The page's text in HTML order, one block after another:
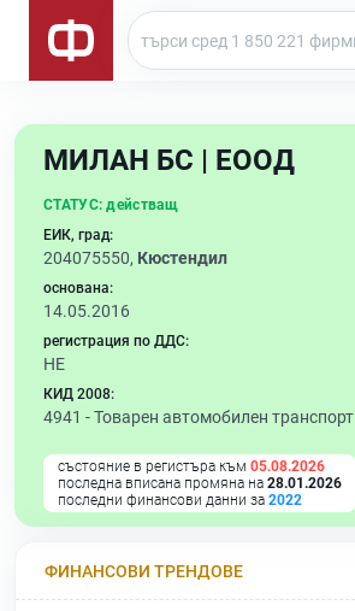
МИЛАН БС | ЕООД
СТАТУС: действащ
ЕИК, град:
204075550, Кюстендил
основана:
14.05.2016
регистрация по ДДС:
НЕ
КИД 2008:
4941 -Товарен автомобилен транспорт
състояние в регистъра към 05.08.2026
последна вписана промяна на 28.01.2026
последни финансови данни за 2022
ФИНАНСОВИ ТРЕНДОВЕ